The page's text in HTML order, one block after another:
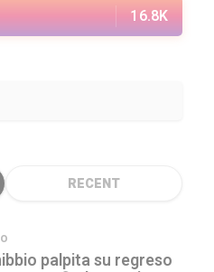
16.8K
RECENT
palpita su regreso